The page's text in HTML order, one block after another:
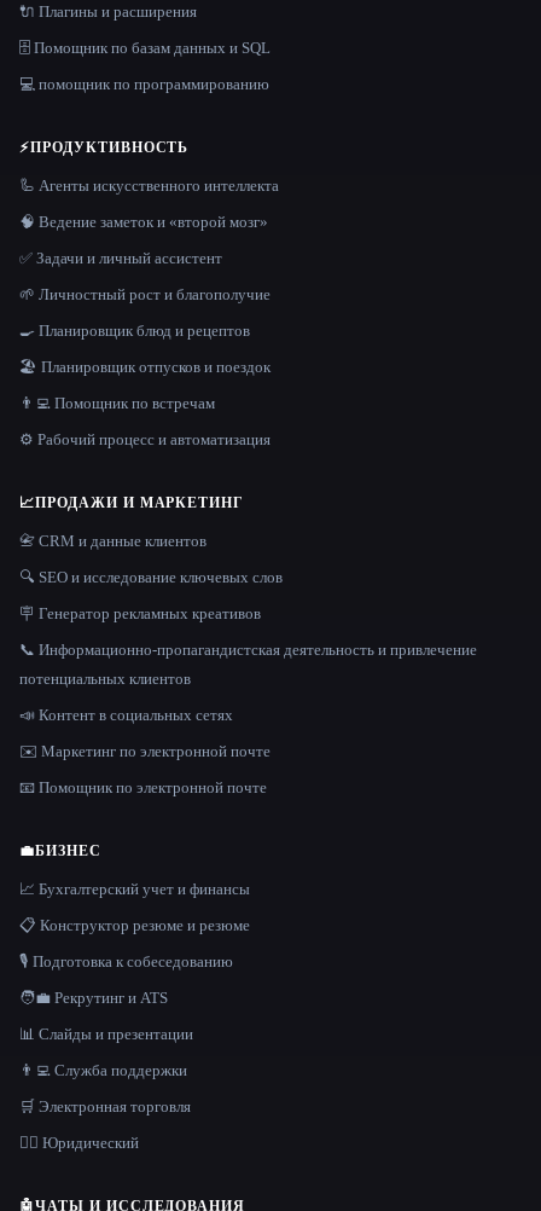
🔌 Плагины и расширения
🗄️ Помощник по базам данных и SQL
💻 помощник по программированию
⚡ПРОДУКТИВНОСТЬ
🦾 Агенты искусственного интеллекта
🧠 Ведение заметок и «второй мозг»
✅ Задачи и личный ассистент
🌱 Личностный рост и благополучие
🍳 Планировщик блюд и рецептов
🏖 Планировщик отпусков и поездок
👨‍💻 Помощник по встречам
⚙️ Рабочий процесс и автоматизация
📈ПРОДАЖИ И МАРКЕТИНГ
📇 CRM и данные клиентов
🔍 SEO и исследование ключевых слов
🪧 Генератор рекламных креативов
📞 Информационно-пропагандистская деятельность и привлечение
потенциальных клиентов
📣 Контент в социальных сетях
✉️ Маркетинг по электронной почте
📧 Помощник по электронной почте
💼БИЗНЕС
📈 Бухгалтерский учет и финансы
📋 Конструктор резюме и резюме
🎙️ Подготовка к собеседованию
🧑‍💼 Рекрутинг и ATS
📊 Слайды и презентации
👨‍💻 Служба поддержки
🛒 Электронная торговля
👩‍⚖️ Юридический
🤖ЧАТЫ И ИССЛЕДОВАНИЯ